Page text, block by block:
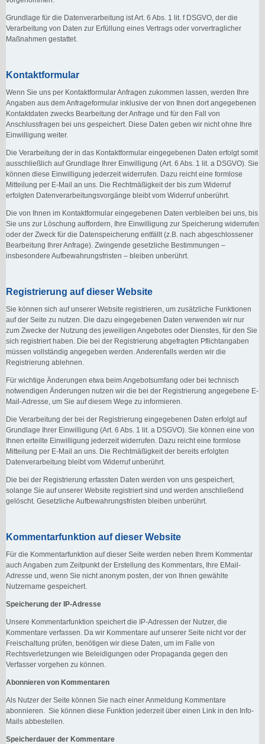
Grundlage für die Datenverarbeitung ist Art. 6 Abs. 1 lit. f DSGVO, der die
Verarbeitung von Daten zur Erfüllung eines Vertrags oder vorvertraglicher
Maßnahmen gestattet.
Kontaktformular
Wenn Sie uns per Kontaktformular Anfragen zukommen lassen, werden Ihre
Angaben aus dem Anfrageformular inklusive der von Ihnen dort angegebenen
Kontaktdaten zwecks Bearbeitung der Anfrage und für den Fall von
Anschlussfragen bei uns gespeichert. Diese Daten geben wir nicht ohne Ihre
Einwilligung weiter.
Die Verarbeitung der in das Kontaktformular eingegebenen Daten erfolgt somit
ausschließlich auf Grundlage Ihrer Einwilligung (Art. 6 Abs. 1 lit. a DSGVO). Sie
können diese Einwilligung jederzeit widerrufen. Dazu reicht eine formlose
Mitteilung per E-Mail an uns. Die Rechtmäßigkeit der bis zum Widerruf
erfolgten Datenverarbeitungsvorgänge bleibt vom Widerruf unberührt.
Die von Ihnen im Kontaktformular eingegebenen Daten verbleiben bei uns, bis
Sie uns zur Löschung auffordern, Ihre Einwilligung zur Speicherung widerrufen
oder der Zweck für die Datenspeicherung entfällt (z.B. nach abgeschlossener
Bearbeitung Ihrer Anfrage). Zwingende gesetzliche Bestimmungen –
insbesondere Aufbewahrungsfristen – bleiben unberührt.
Registrierung auf dieser Website
Sie können sich auf unserer Website registrieren, um zusätzliche Funktionen
auf der Seite zu nutzen. Die dazu eingegebenen Daten verwenden wir nur
zum Zwecke der Nutzung des jeweiligen Angebotes oder Dienstes, für den Sie
sich registriert haben. Die bei der Registrierung abgefragten Pflichtangaben
müssen vollständig angegeben werden. Anderenfalls werden wir die
Registrierung ablehnen.
Für wichtige Änderungen etwa beim Angebotsumfang oder bei technisch
notwendigen Änderungen nutzen wir die bei der Registrierung angegebene E-
Mail-Adresse, um Sie auf diesem Wege zu informieren.
Die Verarbeitung der bei der Registrierung eingegebenen Daten erfolgt auf
Grundlage Ihrer Einwilligung (Art. 6 Abs. 1 lit. a DSGVO). Sie können eine von
Ihnen erteilte Einwilligung jederzeit widerrufen. Dazu reicht eine formlose
Mitteilung per E-Mail an uns. Die Rechtmäßigkeit der bereits erfolgten
Datenverarbeitung bleibt vom Widerruf unberührt.
Die bei der Registrierung erfassten Daten werden von uns gespeichert,
solange Sie auf unserer Website registriert sind und werden anschließend
gelöscht. Gesetzliche Aufbewahrungsfristen bleiben unberührt.
Kommentarfunktion auf dieser Website
Für die Kommentarfunktion auf dieser Seite werden neben Ihrem Kommentar
auch Angaben zum Zeitpunkt der Erstellung des Kommentars, Ihre EMail-
Adresse und, wenn Sie nicht anonym posten, der von Ihnen gewählte
Nutzername gespeichert.
Speicherung der IP-Adresse
Unsere Kommentarfunktion speichert die IP-Adressen der Nutzer, die
Kommentare verfassen. Da wir Kommentare auf unserer Seite nicht vor der
Freischaltung prüfen, benötigen wir diese Daten, um im Falle von
Rechtsverletzungen wie Beleidigungen oder Propaganda gegen den
Verfasser vorgehen zu können.
Abonnieren von Kommentaren
Als Nutzer der Seite können Sie nach einer Anmeldung Kommentare
abonnieren. Sie können diese Funktion jederzeit über einen Link in den Info-
Mails abbestellen.
Speicherdauer der Kommentare